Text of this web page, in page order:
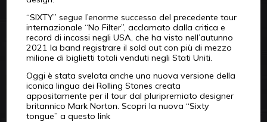
“SIXTY” segue l’enorme successo del precedente tour
internazionale “No Filter”, acclamato dalla critica e
record di incassi negli USA, che ha visto nell’autunno
2021 la band registrare il sold out con più di mezzo
milione di biglietti totali venduti negli Stati Uniti.
Oggi è stata svelata anche una nuova versione della
iconica lingua dei Rolling Stones creata
appositamente per il tour dal pluripremiato designer
britannico Mark Norton. Scopri la nuova “Sixty
tongue” a questo link